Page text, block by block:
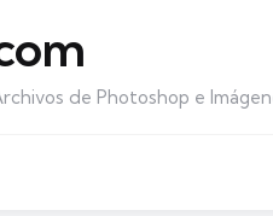
de Photoshop e